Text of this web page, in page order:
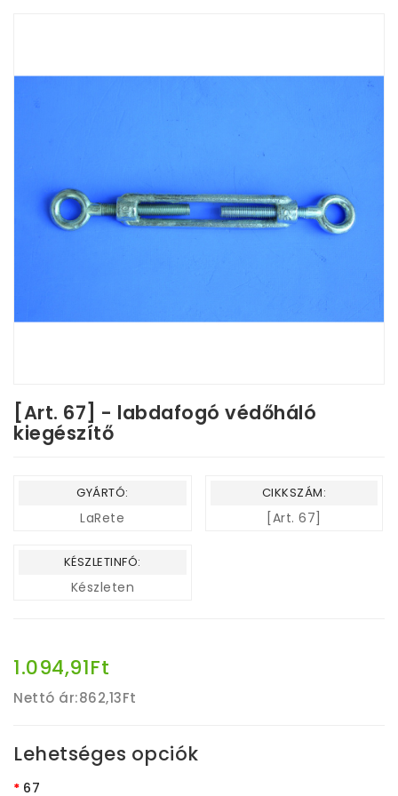
[Art. 67] - labdafogó védőháló
kiegészítő
GYÁRTÓ:
LaRete
CIKKSZÁM:
[Art. 67]
KÉSZLETINFÓ:
Készleten
1.094,91Ft
Nettó ár:862,13Ft
Lehetséges opciók
67